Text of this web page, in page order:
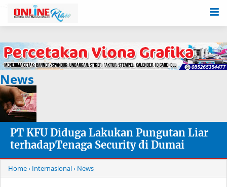
News
PT KFU Diduga Lakukan Pungutan Liar
terhadapTenaga Security di Dumai
Home› Internasional› News